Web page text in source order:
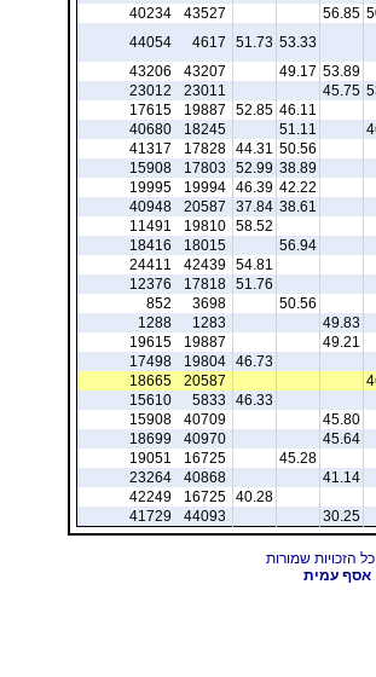
56.85
43527
40234
53.33
51.73
4617
44054
53.89
49.17
43207
43206
45.75
23011
23012
46.11
52.85
19887
17615
51.11
18245
40680
50.56
44.31
17828
41317
38.89
52.99
17803
15908
42.22
46.39
19994
19995
38.61
37.84
20587
40948
58.52
19810
11491
56.94
18015
18416
54.81
42439
24411
51.76
17818
12376
50.56
3698
852
49.83
1283
1288
49.21
19887
19615
46.73
19804
17498
20587
18665
46.33
5833
15610
45.80
40709
15908
45.64
40970
18699
45.28
16725
19051
41.14
40868
23264
40.28
16725
42249
30.25
44093
41729
אסף עמית